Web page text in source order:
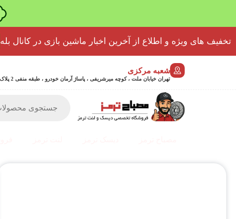
تخفیف های ویژه و اطلاع از آخرین اخبار ماشین بازی در کانال بله
شعبه مرکزی
تهران خیابان ملت ، کوچه میرشریفی ، پاساژ آرمان خودرو ، طبقه منفی 2 پلاک 46 - 09032439723